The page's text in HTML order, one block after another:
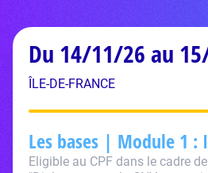
Du 14/11/26 au
ÎLE-DE-FRANCE
Les bases | Module 1 :
Eligible au CPF dans le cadre